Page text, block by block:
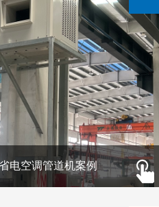
电空调管道机案例